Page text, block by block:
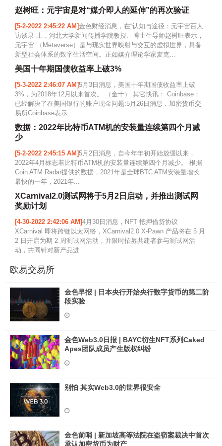
赵树旺：元宇宙是对“媒介即人的延伸”的再次验证
[5-2-2022 2:45:22 AM]金色财经消息，在“认知与途径：元宇宙百人
访谈录”上，河北大学新闻传播学院教授、博士生导师赵树旺表示，
元宇宙 （Metaverse）是与现实世界映射与交互的虚拟世界，具备
新型社会体系的数字生活空间。正如媒介理论学家麦克...
美国十年期国债收益率上破3%
[5-3-2022 2:46:07 AM]5月3日消息，美国十年期国债收益率上破
3%，为2018年12月以来首次。 （金十） 其它快讯： Coinbase：
已经解决了在美国银行的账户现金问题:5月26日消息，加密货币交
易所Coinbase表示...
数据：2022年比特币ATM机的安装量连续第四个月减
少
[5-2-2022 2:45:15 AM]5月2日消息，自今年年初开始放缓以来，
2022年4月标志着比特币ATM机的安装量连续第四个月减少。 根据
Coin ATM Radar提供的数据，2021年是全球BTC ATM安装量增长
最快的一年，2021年...
XCarnival2.0测试网将于5月2日启动，并推出测试网
奖励计划
[4-30-2022 2:42:06 AM]4月30日消息，NFT 抵押借贷协议
XCarnival 即将跨链以太网络，XCarnival2.0 X-Pawn 产品将在 5 月
2 日开启为期 2 周测试网活动，并限时招募共建者参与测试网活
动，共同针对新产品进...
欧易交易所
金色早报 | 日本央行开始央行数字货币的第二阶
段实验
金色Web3.0日报 | BAYC衍生NFT系列Caked
Apes团队成员产生版权纠纷
别怕 其实Web3.0的世界很安全
金色前哨 | 新加坡高等法院在盗窃案裁决中首次
承认加密货币为财产